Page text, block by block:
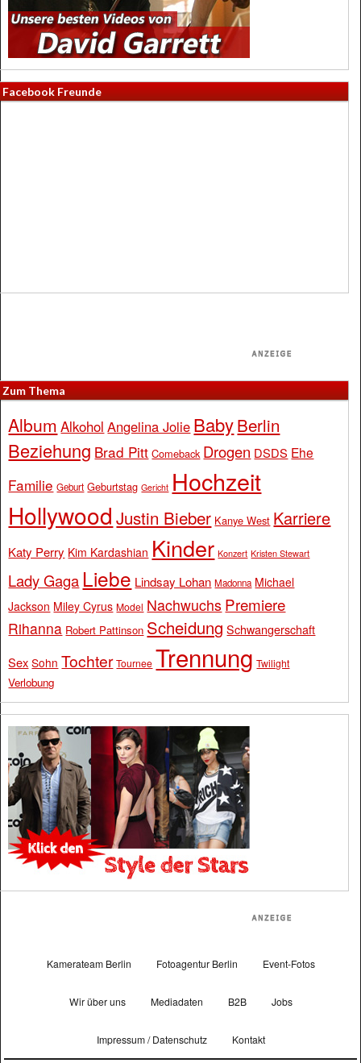
Facebook Freunde
Zum Thema
Album Alkohol Angelina Jolie BabyBerlin
Beziehung Brad Pitt Comeback Drogen DSDS Ehe
Familie Geburt Geburtstag Gericht Hochzeit
Hollywood Justin Bieber Kanye West Karriere
Katy Perry Kim Kardashian Kinder Konzert Kristen Stewart
Lady Gaga Liebe Lindsay Lohan Madonna Michael
Jackson Miley Cyrus Model Nachwuchs Premiere
Rihanna Robert Pattinson Scheidung Schwangerschaft
Sex Sohn Tochter Tournee Trennung Twilight
Verlobung
Kamerateam Berlin Fotoagentur Berlin Event-Fotos
Wir über uns Mediadaten B2B Jobs
Impressum / Datenschutz Kontakt